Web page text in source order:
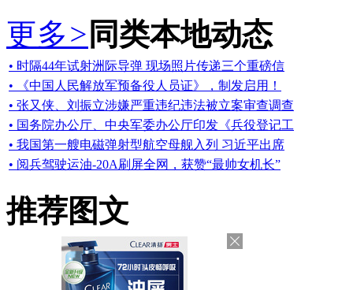
更多> 同类本地动态
• 时隔44年试射洲际导弹 现场照片传递三个重磅信
• 《中国人民解放军预备役人员证》，制发启用！
• 张又侠、刘振立涉嫌严重违纪违法被立案审查调查
• 国务院办公厅、中央军委办公厅印发《兵役登记工
• 我国第一艘电磁弹射型航空母舰入列 习近平出席
• 阅兵驾驶运油-20A刷屏全网，获赞“最帅女机长”
推荐图文